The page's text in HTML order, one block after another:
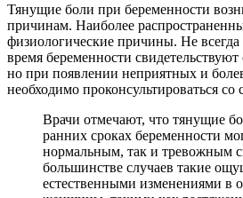
Тянущие боли при беременности
причинам. Наиболее
физиологические причины. Не
время беременности
но при появлении неприятных и
необходимо проконсультироваться со
Врачи отмечают, что тянущие
ранних сроках беременности
нормальным, так и тревожным
большинстве случаев такие
естественными изменениями в